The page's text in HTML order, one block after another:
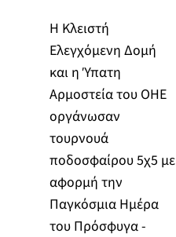
Η Κλειστή
Ελεγχόμενη Δομή
και η Ύπατη
Αρμοστεία του ΟΗΕ
οργάνωσαν
τουρνουά
ποδοσφαίρου 5χ5 με
αφορμή την
Παγκόσμια Ημέρα
του Πρόσφυγα -